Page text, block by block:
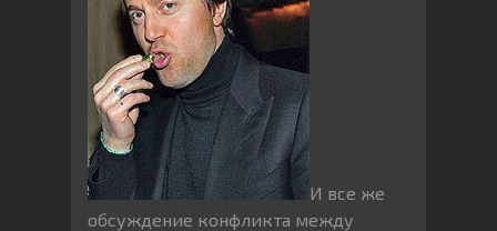
И все же
обсуждение конфликта между